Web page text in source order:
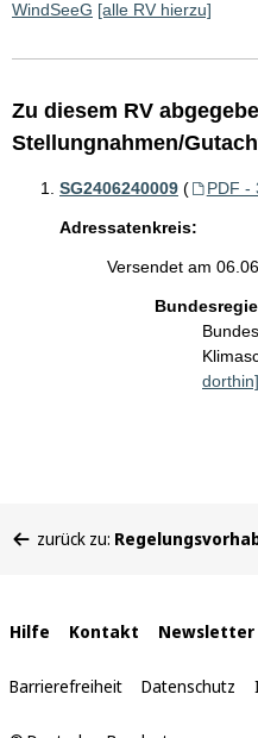
WindSeeG [alle RV hierzu]
Zu diesem RV
Stellungnahmen/
SG2406240009 ( PDF -
Adressatenkreis:
Versendet am
dorthin]
befinden
zurück zu:
Interne
Links
Hilfe Kontakt Newsletter
Barrierefreiheit Datenschutz